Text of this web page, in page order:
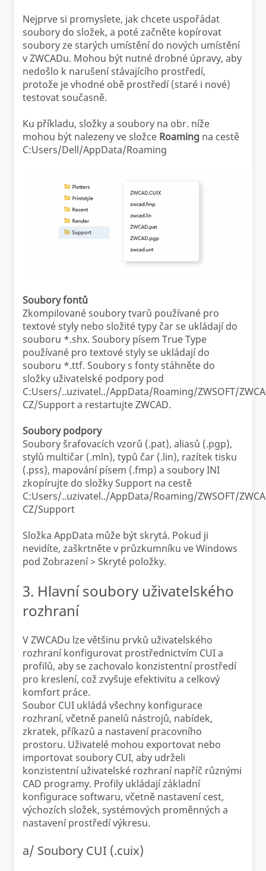
Nejprve si promyslete, jak chcete uspořádat
soubory do složek, a poté začněte kopírovat
soubory ze starých umístění do nových umístění
v ZWCADu. Mohou být nutné drobné úpravy, aby
nedošlo k narušení stávajícího prostředí,
protože je vhodné obě prostředí (staré i nové)
testovat současně.
Ku příkladu, složky a soubory na obr. níže
mohou být nalezeny ve složce Roaming na cestě
C:Users/Dell/AppData/Roaming
Soubory fontů
Zkompilované soubory tvarů používané pro
textové styly nebo složité typy čar se ukládají do
souboru *.shx. Soubory písem True Type
používané pro textové styly se ukládají do
souboru *.ttf. Soubory s fonty stáhněte do
složky uživatelské podpory pod
C:Users/..uzivatel../AppData/Roaming/ZWSOFT/
CZ/Support a restartujte ZWCAD.
Soubory podpory
Soubory šrafovacích vzorů (.pat), aliasů (.pgp),
stylů multičar (.mln), typů čar (.lin), razítek tisku
(.pss), mapování písem (.fmp) a soubory INI
zkopírujte do složky Support na cestě
C:Users/..uzivatel../AppData/Roaming/ZWSOFT/
CZ/Support
Složka AppData může být skrytá. Pokud ji
nevidíte, zaškrtněte v průzkumníku ve Windows
pod Zobrazení > Skryté položky.
3. Hlavní soubory uživatelského
rozhraní
V ZWCADu lze většinu prvků uživatelského
rozhraní konfigurovat prostřednictvím CUI a
profilů, aby se zachovalo konzistentní prostředí
pro kreslení, což zvyšuje efektivitu a celkový
komfort práce.
Soubor CUI ukládá všechny konfigurace
rozhraní, včetně panelů nástrojů, nabídek,
zkratek, příkazů a nastavení pracovního
prostoru. Uživatelé mohou exportovat nebo
importovat soubory CUI, aby udrželi
konzistentní uživatelské rozhraní napříč různými
CAD programy. Profily ukládají základní
konfigurace softwaru, včetně nastavení cest,
výchozích složek, systémových proměnných a
nastavení prostředí výkresu.
a/ Soubory CUI (.cuix)